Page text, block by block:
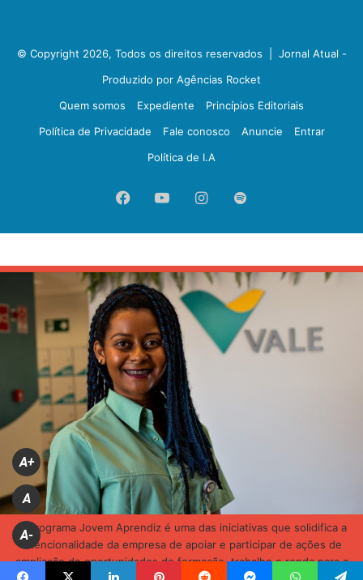
© Copyright 2026, Todos os direitos reservados | Jornal Atual -
Produzido por Agências Rocket
Quem somos
Expediente
Princípios Editoriais
Política de Privacidade
Fale conosco Anuncie
Entrar
Política de I.A
FacebookYouTubeInstagram
Spotify
A+
A
A-
O programa Jovem Aprendiz é uma das iniciativas que solidifica a
intencionalidade da empresa de apoiar e participar de ações de
ampliação de oportunidades de formação, trabalho e renda para a